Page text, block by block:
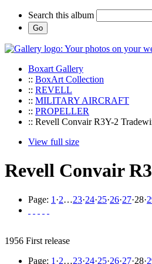
Search this album
Boxart Gallery
:: BoxArt Collection
:: REVELL
:: MILITARY AIRCRAFT
:: PROPELLER
:: Revell Convair R3Y-2
View full size
Revell Convair
Page: 1 ·2…23·24·25·26·27·28·
1956 First release
Page: 1 ·2…23·24·25·26·27·28·